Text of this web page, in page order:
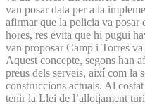
van posar data per a la
afirmar que la policia va posar
hores, res evita que hi pugui
van proposar Camp i Torres
Aquest concepte, segons han
preus dels serveis, així com la
construccions actuals. Al
tenir la Llei de l’allotjament